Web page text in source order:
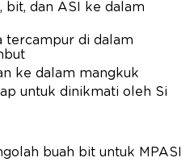
bit, dan ASI ke dalam
tercampur di dalam
ke dalam mangkuk
untuk dinikmati oleh Si
buah bit untuk MPASI